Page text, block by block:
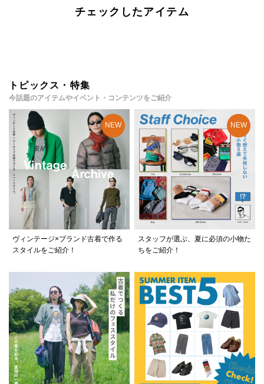
チェックしたアイテム
トピックス・特集
今話題のアイテムやイベント・コンテンツをご紹介
ヴィンテージ×ブランド古着で作る
スタイルをご紹介！
スタッフが選ぶ、夏に必須の小物た
ちをご紹介！